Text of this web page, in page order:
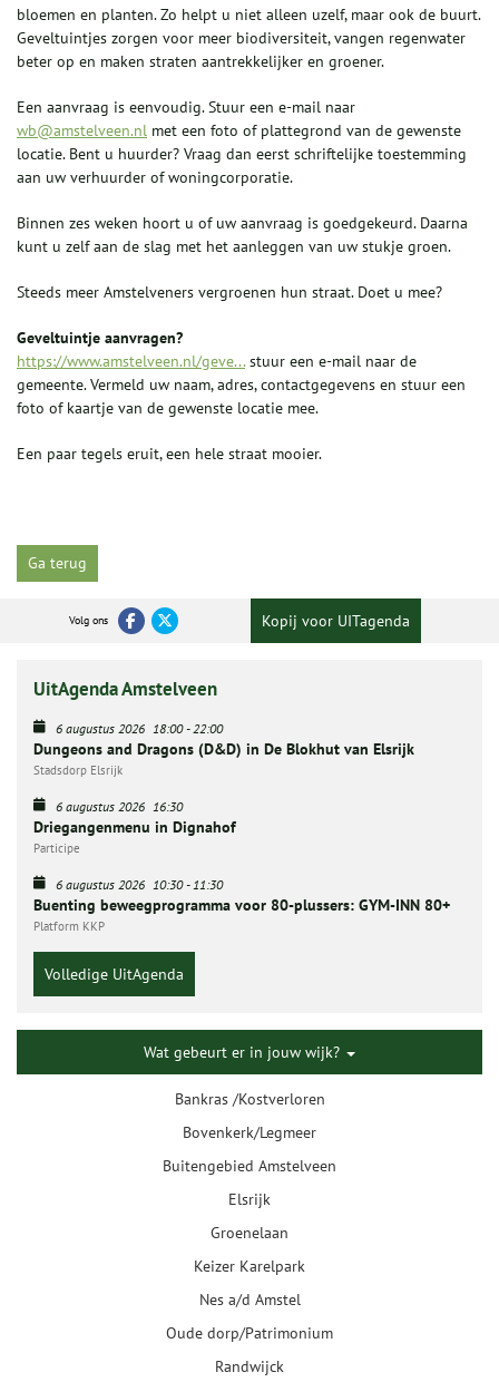
bloemen en planten. Zo helpt u niet alleen uzelf, maar ook de buurt.
Geveltuintjes zorgen voor meer biodiversiteit, vangen regenwater
beter op en maken straten aantrekkelijker en groener.
Een aanvraag is eenvoudig. Stuur een e-mail naar
wb@amstelveen.nl met een foto of plattegrond van de gewenste
locatie. Bent u huurder? Vraag dan eerst schriftelijke toestemming
aan uw verhuurder of woningcorporatie.
Binnen zes weken hoort u of uw aanvraag is goedgekeurd. Daarna
kunt u zelf aan de slag met het aanleggen van uw stukje groen.
Steeds meer Amstelveners vergroenen hun straat. Doet u mee?
Geveltuintje aanvragen?
https://www.amstelveen.nl/geve...stuur een e-mail naar de
gemeente. Vermeld uw naam, adres, contactgegevens en stuur een
foto of kaartje van de gewenste locatie mee.
Een paar tegels eruit, een hele straat mooier.
Ga terug
Volg ons Kopij voor UITagenda
UitAgenda Amstelveen
6 augustus 2026 18:00-22:00
Dungeons and Dragons (D&D) in De Blokhut van Elsrijk
Stadsdorp Elsrijk
6 augustus 2026 16:30
Driegangenmenu in Dignahof
Participe
6 augustus 2026 10:30-11:30
Buenting beweegprogramma voor 80-plussers: GYM-INN 80+
Platform KKP
Volledige UitAgenda
Wat gebeurt er in jouw wijk?
Bankras /Kostverloren
Bovenkerk/Legmeer
Buitengebied Amstelveen
Elsrijk
Groenelaan
Keizer Karelpark
Nes a/d Amstel
Oude dorp/Patrimonium
Randwijck